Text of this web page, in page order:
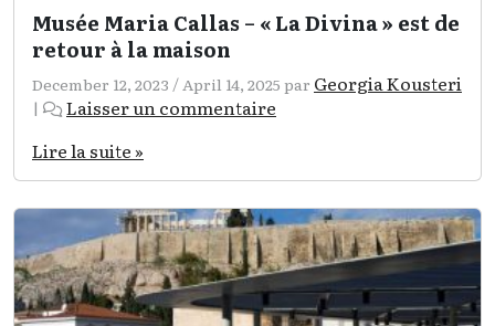
Musée Maria Callas – « La Divina » est de
retour à la maison
December 12, 2023 / April 14, 2025 par Georgia Kousteri
|
Laisser un commentaire
Lire la suite »